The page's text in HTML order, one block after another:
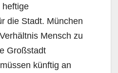
heftige
die Stadt. München
Mensch zu
Großstadt
künftig an